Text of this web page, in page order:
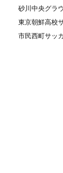
砂川中央グラ
東京朝鮮高校
市民西町サッ